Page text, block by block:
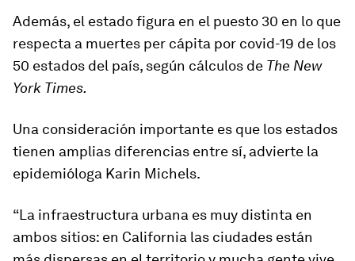
Además, el estado figura en el puesto 30 en lo que
respecta a muertes per cápita por covid-19 de los
50 estados del país, según cálculos de The New
York Times.
Una consideración importante es que los estados
tienen amplias diferencias entre sí, advierte la
epidemióloga Karin Michels.
“La infraestructura urbana es muy distinta en
ambos sitios: en California las ciudades están